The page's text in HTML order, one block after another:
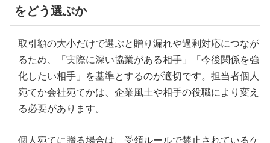
をどう選ぶか
取引額の大小だけで選ぶと贈り漏れや過剰対応につなが
るため、「実際に深い協業がある相手」「今後関係を強
化したい相手」を基準とするのが適切です。担当者個人
宛てか会社宛てかは、企業風土や相手の役職により変え
る必要があります。
個人宛てに贈る場合は、受領ルールで禁止されているケ